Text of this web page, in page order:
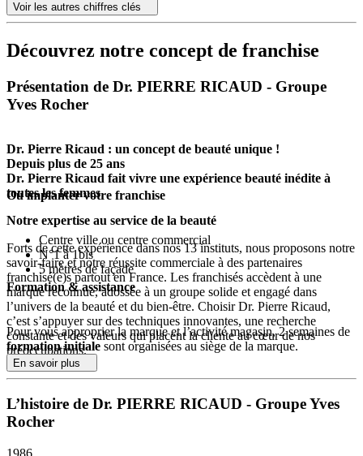
Voir les autres chiffres clés
Découvrez notre concept de franchise
Présentation de Dr. PIERRE RICAUD - Groupe
Yves Rocher
Dr. Pierre Ricaud : un concept de beauté unique !
Depuis plus de 25 ans
Dr. Pierre Ricaud fait vivre une expérience beauté inédite à
toutes les femmes
Notre expertise au service de la beauté
Forts de cette expérience dans nos 13 instituts, nous proposons notre
savoir-faire et notre réussite commerciale à des partenaires
franchisé(e)s partout en France. Les franchisés accèdent à une
marque reconnue, adossée à un groupe solide et engagé dans
l’univers de la beauté et du bien-être. Choisir Dr. Pierre Ricaud,
c’est s’appuyer sur des techniques innovantes, une recherche
constante et des valeurs qui placent la cliente au cœur de nos
préoccupations.
Une franchise construite sur la performance et l’innovation
Une double expertise anti-âge :produits de beauté et
protocoles de soins exclusifs, permettant d’offrir aux clientes
Où implanter votre franchise
Centre ville ou centre commercial
N°1 à 1bis
5 mètres de façade
Formation & assistance
Pour vous approprier la marque et l’activité magasin, 2 semaines de
formation initiale sont organisées au siège de la marque.
Et en plus, la semaine d’ouverture,
: une formation continue aux produits et aux
soins gratuite, disponible 24h/24 et 7j/7 avec la plateforme
En savoir plus
L’histoire de Dr. PIERRE RICAUD - Groupe Yves
Rocher
1986